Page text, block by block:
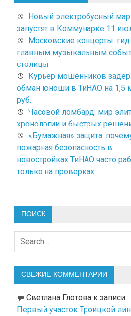
Новый электробусный
запустят в Коммунарке 11
Московские концерты: гид
главным музыкальным
столицы
Курьер мошенников
обман юноши в ТиНАО на 1,5
руб.
Часовой ломбард: мир
хронологии и быстрых
«Бумажная» защита:
пожарная безопасность в
новостройках ТиНАО часто
только на проверках
ПОИСК
СВЕЖИЕ КОММЕНТАРИИ
Светлана Глотовак записи
Первый участок Троицкой